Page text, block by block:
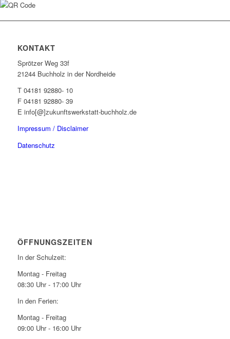
KONTAKT
Sprötzer Weg 33f
21244 Buchholz in der Nordheide
T 04181 92880- 10
F 04181 92880- 39
E info[@]zukunftswerkstatt-buchholz.de
Impressum / Disclaimer
Datenschutz
ÖFFNUNGSZEITEN
In der Schulzeit:
Montag - Freitag
08:30 Uhr - 17:00 Uhr
In den Ferien:
Montag - Freitag
09:00 Uhr - 16:00 Uhr